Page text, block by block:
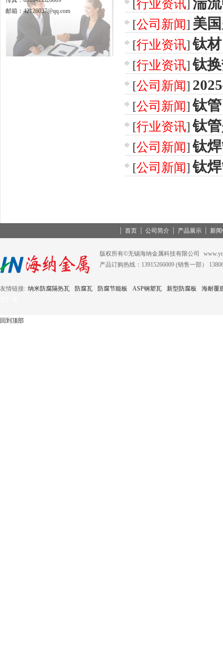
邮箱：42126037@qq.com
[行业资讯]
[公司新闻] 美
[行业资讯] 钛
[行业资讯] 钛
[公司新闻]
[公司新闻] 钛
[行业资讯] 钛
[公司新闻] 钛
[公司新闻] 钛
首页 公司简介 产品展示 新
版权所有©无锡海纳金属科技有限公司
产品订购热线：13915266009 (销售一部）
友情链接: 纳米防腐隔热瓦 防腐瓦 防腐节能板 ASP钢塑瓦 新型防腐板
海耐覆
回到顶部